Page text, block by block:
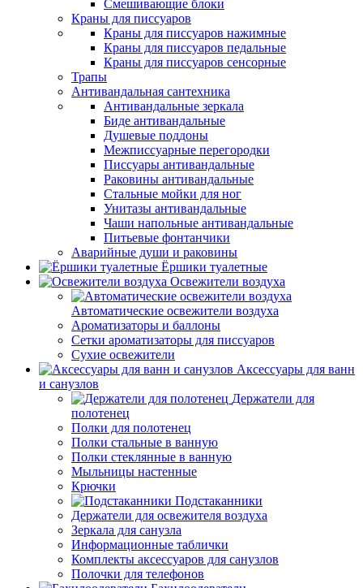
Смешивающие блоки
Краны для писсуаров
Краны для писсуаров нажимные
Краны для писсуаров педальные
Краны для писсуаров сенсорные
Трапы
Антивандальная сантехника
Антивандальные зеркала
Биде антивандальные
Душевые поддоны
Межписсуарные перегородки
Писсуары антивандальные
Раковины антивандальные
Стальные мойки для ног
Унитазы антивандальные
Чаши напольные антивандальные
Питьевые фонтанчики
Аварийные души и раковины
Ёршики туалетные
Освежители воздуха
Автоматические освежители воздуха
Ароматизаторы и баллоны
Сетки ароматизаторы для писсуаров
Сухие освежители
Аксессуары для ванн
и санузлов
Держатели для
полотенец
Полки для полотенец
Полки стальные в ванную
Полки стеклянные в ванную
Мыльницы настенные
Крючки
Подстаканники
Держатели для освежителя воздуха
Зеркала для санузла
Информационные таблички
Комплекты аксессуаров для санузлов
Полочки для телефонов